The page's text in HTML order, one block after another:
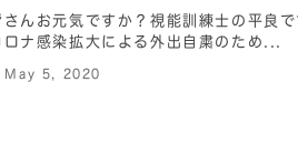
さんお元気ですか？視能訓練士の平良で
ロナ感染拡大による外出自粛のため...
May 5, 2020